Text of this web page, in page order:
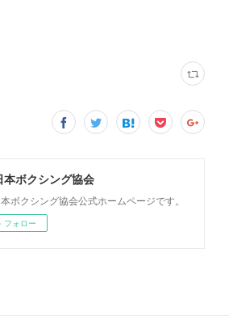
本ボクシング協会
ボクシング協会公式ホームページです。
フォロー